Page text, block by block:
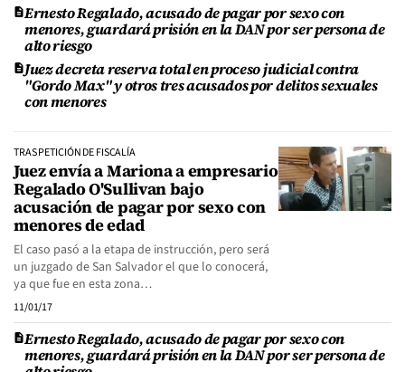
Ernesto Regalado, acusado de pagar por sexo con
menores, guardará prisión en la DAN por ser persona de
alto riesgo
Juez decreta reserva total en proceso judicial contra
"Gordo Max" y otros tres acusados por delitos sexuales
con menores
TRAS PETICIÓN DE FISCALÍA
Juez envía a Mariona a empresario
Regalado O'Sullivan bajo
acusación de pagar por sexo con
menores de edad
El caso pasó a la etapa de instrucción, pero será
un juzgado de San Salvador el que lo conocerá,
ya que fue en esta zona…
11/01/17
Ernesto Regalado, acusado de pagar por sexo con
menores, guardará prisión en la DAN por ser persona de